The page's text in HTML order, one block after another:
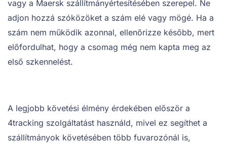
vagy a Maersk szállítmányértesítésében szerepel. Ne
adjon hozzá szóközöket a szám elé vagy mögé. Ha a
szám nem működik azonnal, ellenőrizze később, mert
előfordulhat, hogy a csomag még nem kapta meg az
első szkennelést.
A legjobb követési élmény érdekében először a
4tracking szolgáltatást használd, mivel ez segíthet a
szállítmányok követésében több fuvarozónál is,